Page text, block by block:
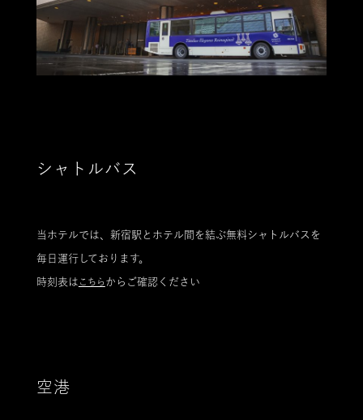
シャトルバス
当ホテルでは、新宿駅とホテル間を結ぶ無料シャトルバスを
毎日運行しております。
時刻表は こちら からご確認ください
空港